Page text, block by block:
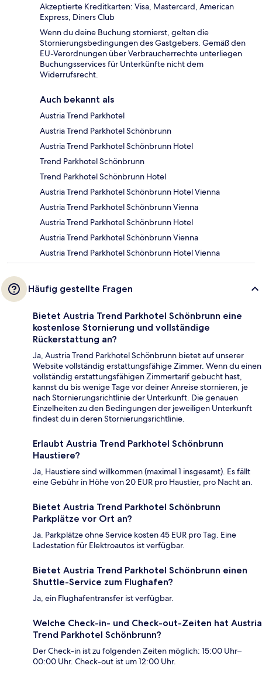
Akzeptierte Kreditkarten: Visa, Mastercard, American
Express, Diners Club
Wenn du deine Buchung stornierst, gelten die
Stornierungsbedingungen des Gastgebers. Gemäß den
EU-Verordnungen über Verbraucherrechte unterliegen
Buchungsservices für Unterkünfte nicht dem
Widerrufsrecht.
Auch bekannt als
Austria Trend Parkhotel
Austria Trend Parkhotel Schönbrunn
Austria Trend Parkhotel Schönbrunn Hotel
Trend Parkhotel Schönbrunn
Trend Parkhotel Schönbrunn Hotel
Austria Trend Parkhotel Schönbrunn Hotel Vienna
Austria Trend Parkhotel Schönbrunn Vienna
Austria Trend Parkhotel Schönbrunn Hotel
Austria Trend Parkhotel Schönbrunn Vienna
Austria Trend Parkhotel Schönbrunn Hotel Vienna
Häufig gestellte Fragen
Bietet Austria Trend Parkhotel Schönbrunn eine
kostenlose Stornierung und vollständige
Rückerstattung an?
Ja, Austria Trend Parkhotel Schönbrunn bietet auf unserer
Website vollständig erstattungsfähige Zimmer. Wenn du einen
vollständig erstattungsfähigen Zimmertarif gebucht hast,
kannst du bis wenige Tage vor deiner Anreise stornieren, je
nach Stornierungsrichtlinie der Unterkunft. Die genauen
Einzelheiten zu den Bedingungen der jeweiligen Unterkunft
findest du in deren Stornierungsrichtlinie.
Erlaubt Austria Trend Parkhotel Schönbrunn
Haustiere?
Ja, Haustiere sind willkommen (maximal 1 insgesamt). Es fällt
eine Gebühr in Höhe von 20 EUR pro Haustier, pro Nacht an.
Bietet Austria Trend Parkhotel Schönbrunn
Parkplätze vor Ort an?
Ja. Parkplätze ohne Service kosten 45 EUR pro Tag. Eine
Ladestation für Elektroautos ist verfügbar.
Bietet Austria Trend Parkhotel Schönbrunn einen
Shuttle-Service zum Flughafen?
Ja, ein Flughafentransfer ist verfügbar.
Welche Check-in- und Check-out-Zeiten hat Austria
Trend Parkhotel Schönbrunn?
Der Check-in ist zu folgenden Zeiten möglich: 15:00 Uhr–
00:00 Uhr. Check-out ist um 12:00 Uhr.